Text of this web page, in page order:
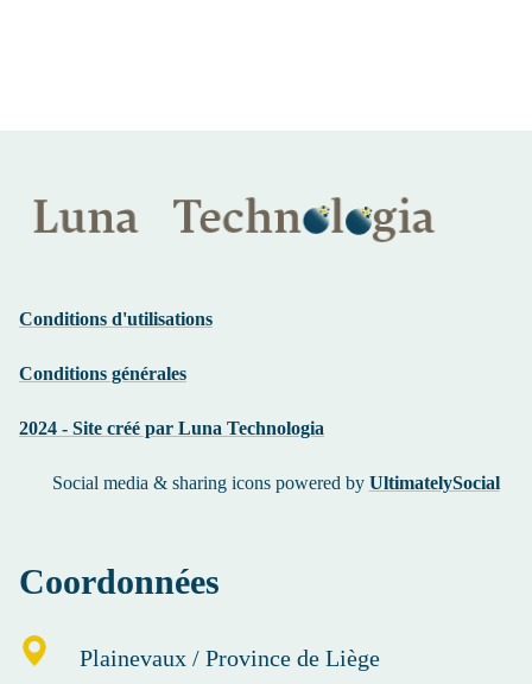
Conditions d'utilisations
Conditions générales
2024 - Site créé par Luna Technologia
Social media & sharing icons powered by UltimatelySocial
Coordonnées
Plainevaux / Province de Liège